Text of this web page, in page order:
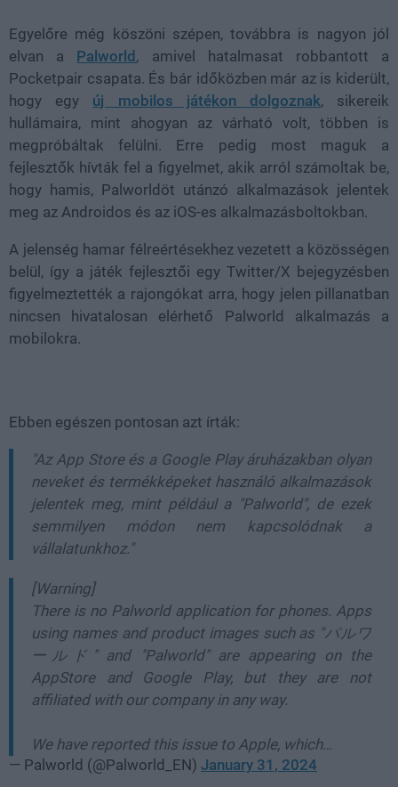
Egyelőre még köszöni szépen, továbbra is nagyon jól
elvan a Palworld, amivel hatalmasat robbantott a
Pocketpair csapata. És bár időközben már az is kiderült,
hogy egy új mobilos játékon dolgoznak, sikereik
hullámaira, mint ahogyan az várható volt, többen is
megpróbáltak felülni. Erre pedig most maguk a
fejlesztők hívták fel a figyelmet, akik arról számoltak be,
hogy hamis, Palworldöt utánzó alkalmazások jelentek
meg az Androidos és az iOS-es alkalmazásboltokban.
A jelenség hamar félreértésekhez vezetett a közösségen
belül, így a játék fejlesztői egy Twitter/X bejegyzésben
figyelmeztették a rajongókat arra, hogy jelen pillanatban
nincsen hivatalosan elérhető Palworld alkalmazás a
mobilokra.
Ebben egészen pontosan azt írták:
"Az App Store és a Google Play áruházakban olyan
neveket és termékképeket használó alkalmazások
jelentek meg, mint például a "Palworld", de ezek
semmilyen módon nem kapcsolódnak a
vállalatunkhoz."
[Warning]
There is no Palworld application for phones. Apps
using names and product images such as "パルワ
ールド" and "Palworld" are appearing on the
AppStore and Google Play, but they are not
affiliated with our company in any way.
We have reported this issue to Apple, which…
— Palworld (@Palworld_EN) January 31, 2024